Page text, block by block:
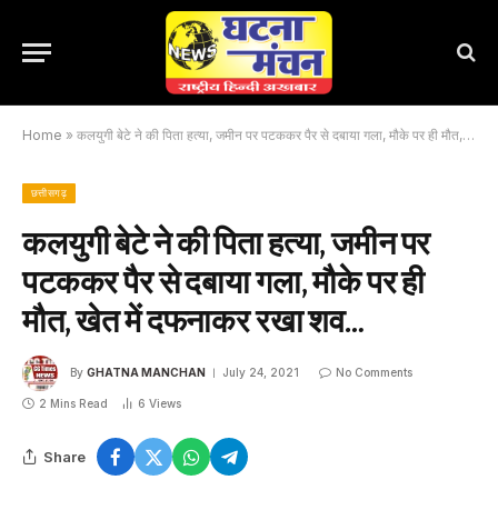
Home » कलयुगी बेटे ने की पिता हत्या, जमीन पर पटककर पैर से दबाया गला, मौके पर ही मौत, खेत में दफनाकर रखा शव…
छत्तीसगढ़
कलयुगी बेटे ने की पिता हत्या, जमीन पर
पटककर पैर से दबाया गला, मौके पर ही
मौत, खेत में दफनाकर रखा शव…
By GHATNA MANCHAN July 24, 2021 No Comments
2 Mins Read 6 Views
Share